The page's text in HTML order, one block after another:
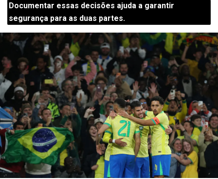
Documentar essas decisões ajuda a garantir
segurança para as duas partes.